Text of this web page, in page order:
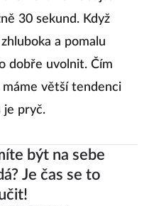
30 sekund. Když
a pomalu
dobře uvolnit. Čím
větší tendenci
je pryč.
být na sebe
Je čas se to